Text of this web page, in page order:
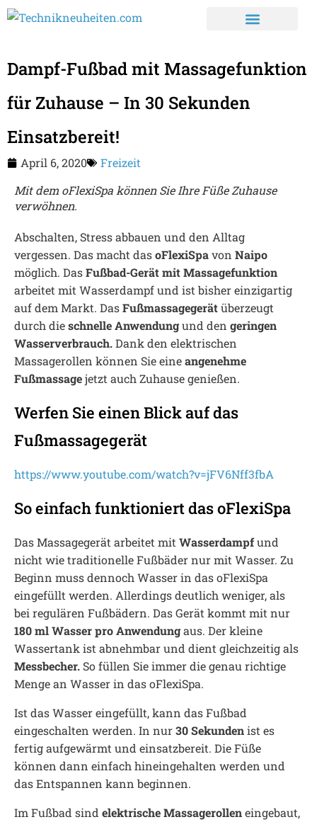
Dampf-Fußbad mit Massagefunktion
für Zuhause – In 30 Sekunden
Einsatzbereit!
April 6, 2020
Freizeit
Mit dem oFlexiSpa können Sie Ihre Füße Zuhause
verwöhnen.
Abschalten, Stress abbauen und den Alltag
vergessen. Das macht dasoFlexiSpavon Naipo
möglich. DasFußbad-Gerät mit Massagefunktion
arbeitet mit Wasserdampf und ist bisher einzigartig
auf dem Markt. DasFußmassagegerätüberzeugt
durch dieschnelle Anwendungund den geringen
Wasserverbrauch.Dank den elektrischen
Massagerollen können Sie eineangenehme
Fußmassagejetzt auch Zuhause genießen.
Werfen Sie einen Blick auf das
Fußmassagegerät
https://www.youtube.com/watch?v=jFV6Nff3fbA
So einfach funktioniert das oFlexiSpa
Das Massagegerät arbeitet mit Wasserdampfund
nicht wie traditionelle Fußbäder nur mit Wasser. Zu
Beginn muss dennoch Wasser in das oFlexiSpa
eingefüllt werden. Allerdings deutlich weniger, als
bei regulären Fußbädern. Das Gerät kommt mit nur
180 ml Wasser pro Anwendungaus. Der kleine
Wassertank ist abnehmbar und dient gleichzeitig als
Messbecher. So füllen Sie immer die genau richtige
Menge an Wasser in das oFlexiSpa.
Ist das Wasser eingefüllt, kann das Fußbad
eingeschalten werden. In nur30 Sekundenist es
fertig aufgewärmt und einsatzbereit. Die Füße
können dann einfach hineingehalten werden und
das Entspannen kann beginnen.
Im Fußbad sind elektrische Massagerolleneingebaut,